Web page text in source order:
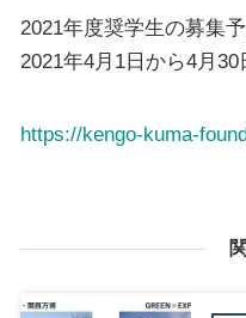
2021年度奨学生の募集
2021年4月1日から4月30
https://kengo-kuma-